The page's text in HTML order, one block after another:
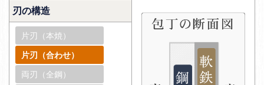
刃の構造
片刃（本焼）
片刃（合わせ）
両刃（全鋼）